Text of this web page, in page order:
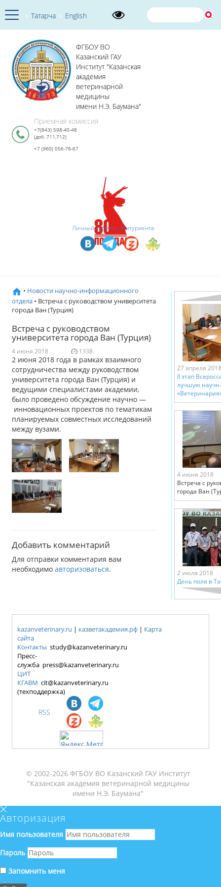
Татарча English
ФГБОУ ВО
Казанский ГАУ
Институт "Казанская
академия
ветеринарной
медицины
имени Н.Э. Баумана"
Приемная комиссия
+7(843) 598-40-48
(доб. 711,712)
+7 (960) 056-76-67
Личный кабинет абитуриента
• Новости научно-информационного
отдела • Встреча с руководством университета
города Ван (Турция)
Встреча с руководством
университета города Ван (Турция)
4 июня 2018 1338
2 июня 2018 года в рамках взаимного
сотрудничества между руководством
университета города Ван (Турция) и
ведущими специалистами академии,
было проведено обсуждение научно —
инновационных проектов по тематикам
планируемых совместных исследований
между вузами.
Добавить комментарий
Для отправки комментария вам
необходимо авторизоваться.
27 апреля 2018
II этап
лучшую
4 июня 2018
Встреча с
города Ван
2 июля 2018
День поля в
kazanveterinary.ru | казветакадемия.рф | Карта
сайта
Контакты study@kazanveterinary.ru
Пресс-
служба press@kazanveterinary.ru
ЦИТ
КГАВМ cit@kazanveterinary.ru
(техподдержка)
RSS
© 2002-2026 ФГБОУ ВО Казанский ГАУ Институт
"Казанская академия ветеринарной медицины
имени Н.Э. Баумана"
Авторизация
Имя пользователя
Пароль
Запомнить меня